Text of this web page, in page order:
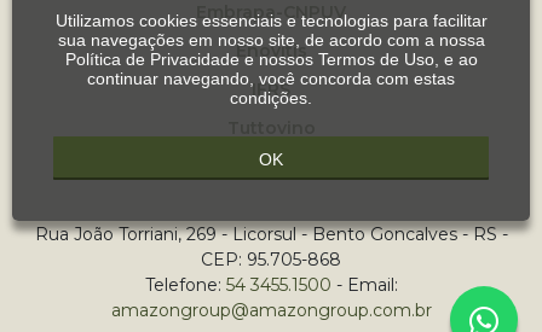
Embrapa-CNPUV
Enovitis
IFRS
UNIPAMPA
Rua João Torriani, 269 - Licorsul - Bento Goncalves - RS -
CEP: 95.705-868
Telefone: 54 3455.1500 - Email:
amazongroup@amazongroup.com.br
Utilizamos cookies essenciais e tecnologias para facilitar
sua navegações em nosso site, de acordo com a nossa
Política de Privacidadee nossos Termos de Uso, e ao
continuar navegando, você concorda com estas
condições.
OK